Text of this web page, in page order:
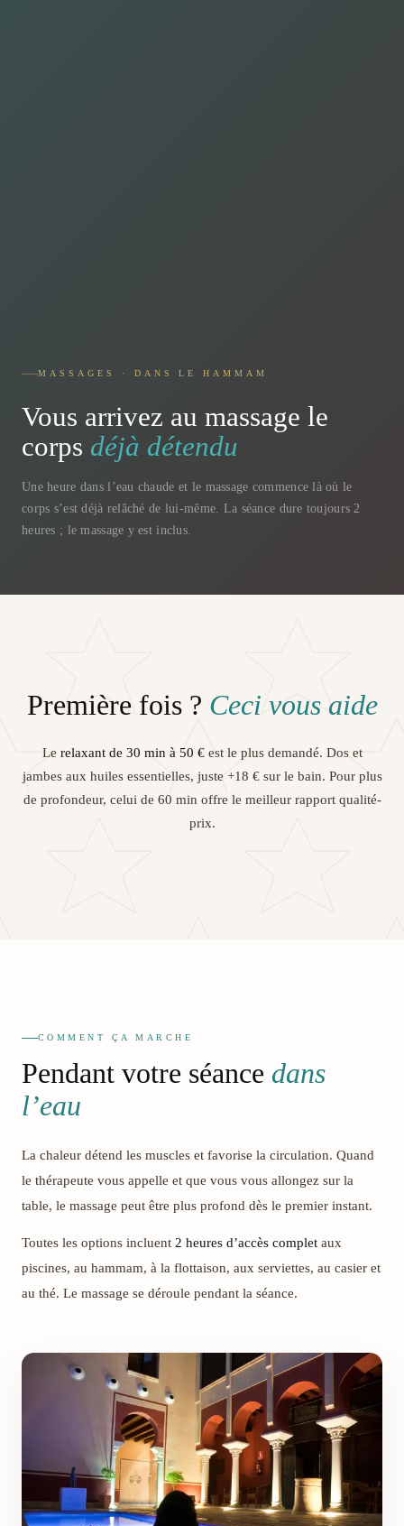
MASSAGES · DANS LE HAMMAM
Vous arrivez au massage le
corps déjà détendu
Une heure dans l’eau chaude et le massage commence là où le
corps s’est déjà relâché de lui-même. La séance dure toujours 2
heures ; le massage y est inclus.
Première fois ? Ceci vous aide
Le relaxant de 30 min à 50 €est le plus demandé. Dos et
jambes aux huiles essentielles, juste +18 € sur le bain. Pour plus
de profondeur, celui de 60 min offre le meilleur rapport qualité-
prix.
COMMENT ÇA MARCHE
Pendant votre séance dans
l’eau
La chaleur détend les muscles et favorise la circulation. Quand
le thérapeute vous appelle et que vous vous allongez sur la
table, le massage peut être plus profond dès le premier instant.
Toutes les options incluent 2 heures d’accès complet aux
piscines, au hammam, à la flottaison, aux serviettes, au casier et
au thé. Le massage se déroule pendant la séance.